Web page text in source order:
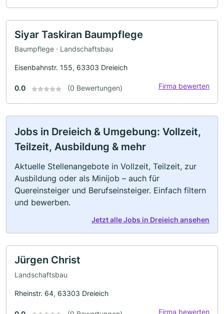
Siyar Taskiran Baumpflege
Baumpflege · Landschaftsbau
Eisenbahnstr. 155, 63303 Dreieich
0.0 (0 Bewertungen) Firma bewerten
Jobs in Dreieich & Umgebung: Vollzeit,
Teilzeit, Ausbildung & mehr
Aktuelle Stellenangebote in Vollzeit, Teilzeit, zur
Ausbildung oder als Minijob – auch für
Quereinsteiger und Berufseinsteiger. Einfach filtern
und bewerben.
Jetzt alle Jobs in Dreieich ansehen
Jürgen Christ
Landschaftsbau
Rheinstr. 64, 63303 Dreieich
Firma bewerten